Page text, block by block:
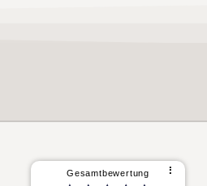
Gesamtbewertung ⠇